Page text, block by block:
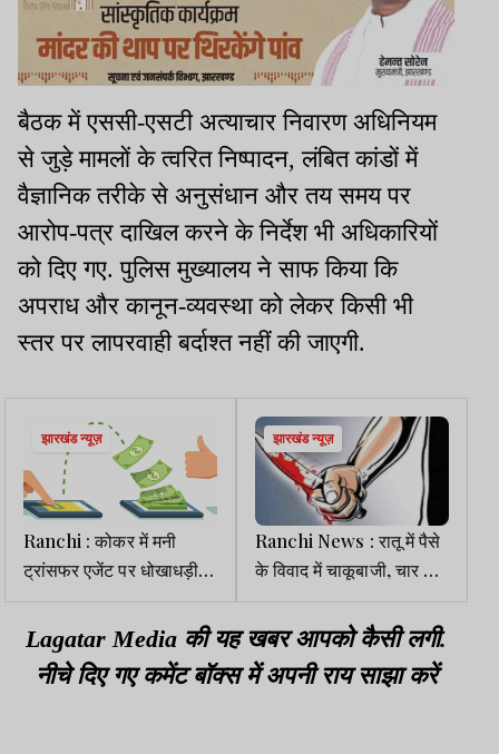
बैठक में एससी-एसटी अत्याचार निवारण अधिनियम
से जुड़े मामलों के त्वरित निष्पादन, लंबित कांडों में
वैज्ञानिक तरीके से अनुसंधान और तय समय पर
आरोप-पत्र दाखिल करने के निर्देश भी अधिकारियों
को दिए गए. पुलिस मुख्यालय ने साफ किया कि
अपराध और कानून-व्यवस्था को लेकर किसी भी
स्तर पर लापरवाही बर्दाश्त नहीं की जाएगी.
झारखंड न्यूज़
Ranchi : कोकर में मनी
ट्रांसफर एजेंट पर धोखाधड़ी
का आरोप, 50 हजार भेजने में
फंसा पैसा
झारखंड न्यूज़
Ranchi News : रातू में पैसे
के विवाद में चाकूबाजी, चार लोग
घायल
Lagatar Media की यह खबर आपको कैसी लगी.
नीचे दिए गए कमेंट बॉक्स में अपनी राय साझा करें